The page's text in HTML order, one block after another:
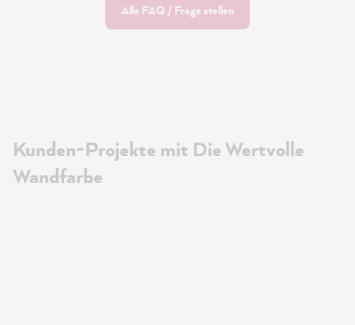
Alle FAQ / Frage stellen
Kunden-Projekte mit Die Wertvolle
Wandfarbe